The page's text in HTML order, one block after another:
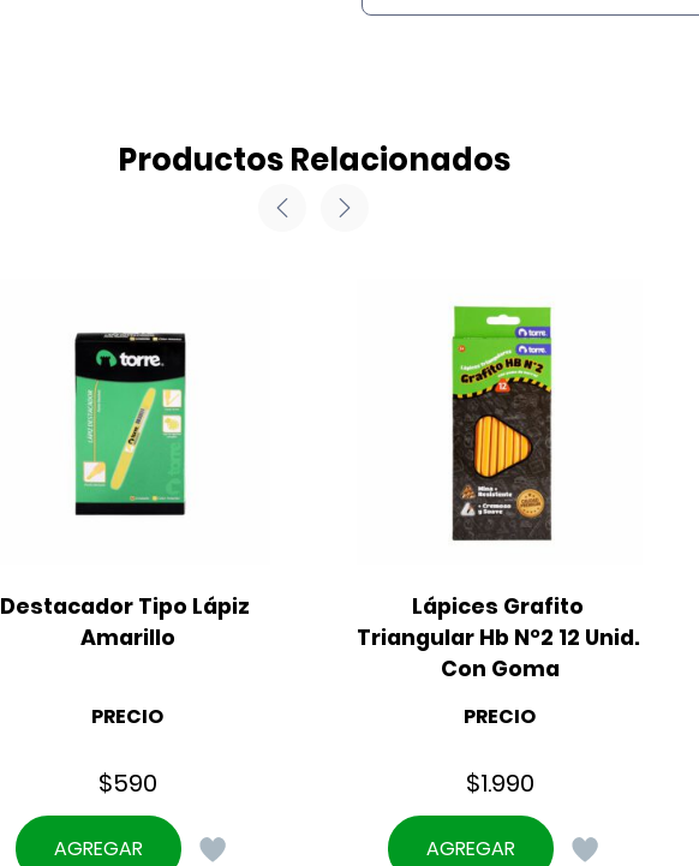
Productos Relacionados
Destacador Tipo Lápiz
Amarillo
PRECIO
$590
AGREGAR
Lápices Grafito
Triangular Hb N°2 12 Unid.
Con Goma
PRECIO
$1.990
AGREGAR